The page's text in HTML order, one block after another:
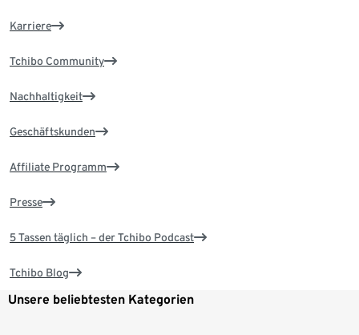
Karriere
Tchibo Community
Nachhaltigkeit
Geschäftskunden
Affiliate Programm
Presse
5 Tassen täglich – der Tchibo Podcast
Tchibo Blog
Unsere beliebtesten Kategorien